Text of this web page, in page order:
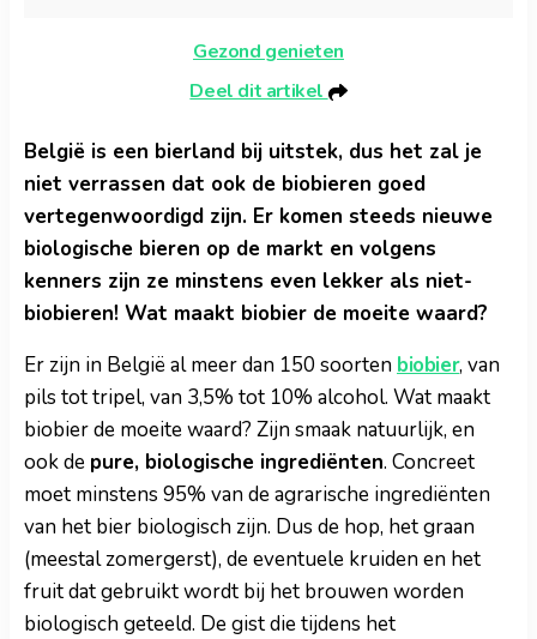
Gezond genieten
Deel dit artikel
België is een bierland bij uitstek, dus het zal je
niet verrassen dat ook de biobieren goed
vertegenwoordigd zijn. Er komen steeds nieuwe
biologische bieren op de markt en volgens
kenners zijn ze minstens even lekker als niet-
biobieren! Wat maakt biobier de moeite waard?
Er zijn in België al meer dan 150 soorten biobier, van
pils tot tripel, van 3,5% tot 10% alcohol. Wat maakt
biobier de moeite waard? Zijn smaak natuurlijk, en
ook de pure, biologische ingrediënten. Concreet
moet minstens 95% van de agrarische ingrediënten
van het bier biologisch zijn. Dus de hop, het graan
(meestal zomergerst), de eventuele kruiden en het
fruit dat gebruikt wordt bij het brouwen worden
biologisch geteeld. De gist die tijdens het